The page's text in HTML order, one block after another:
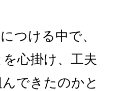
つける中で、
心掛け、工夫
できたのかと